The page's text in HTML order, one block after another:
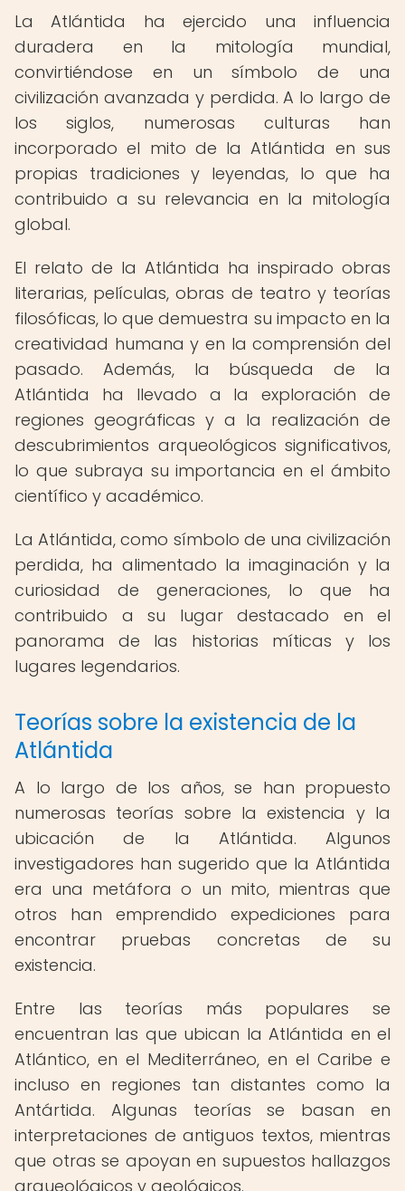
La Atlántida ha ejercido una influencia
duradera en la mitología mundial,
convirtiéndose en un símbolo de una
civilización avanzada y perdida. A lo largo de
los siglos, numerosas culturas han
incorporado el mito de la Atlántida en sus
propias tradiciones y leyendas, lo que ha
contribuido a su relevancia en la mitología
global.
El relato de la Atlántida ha inspirado obras
literarias, películas, obras de teatro y teorías
filosóficas, lo que demuestra su impacto en la
creatividad humana y en la comprensión del
pasado. Además, la búsqueda de la
Atlántida ha llevado a la exploración de
regiones geográficas y a la realización de
descubrimientos arqueológicos significativos,
lo que subraya su importancia en el ámbito
científico y académico.
La Atlántida, como símbolo de una civilización
perdida, ha alimentado la imaginación y la
curiosidad de generaciones, lo que ha
contribuido a su lugar destacado en el
panorama de las historias míticas y los
lugares legendarios.
Teorías sobre la existencia de la
Atlántida
A lo largo de los años, se han propuesto
numerosas teorías sobre la existencia y la
ubicación de la Atlántida. Algunos
investigadores han sugerido que la Atlántida
era una metáfora o un mito, mientras que
otros han emprendido expediciones para
encontrar pruebas concretas de su
existencia.
Entre las teorías más populares se
encuentran las que ubican la Atlántida en el
Atlántico, en el Mediterráneo, en el Caribe e
incluso en regiones tan distantes como la
Antártida. Algunas teorías se basan en
interpretaciones de antiguos textos, mientras
que otras se apoyan en supuestos hallazgos
arqueológicos y geológicos.